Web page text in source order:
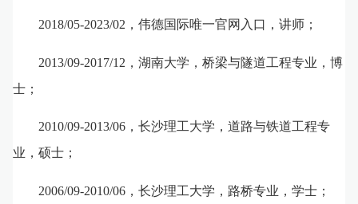
2018/05-2023/02 ，伟德国际唯一官网入口，讲师；
2013/09-2017/12 ，湖南大学，桥梁与隧道工程专业，博
士；
2010/09-2013/06 ，长沙理工大学，道路与铁道工程专
业，硕士；
2006/09-2010/06 ，长沙理工大学，路桥专业，学士；